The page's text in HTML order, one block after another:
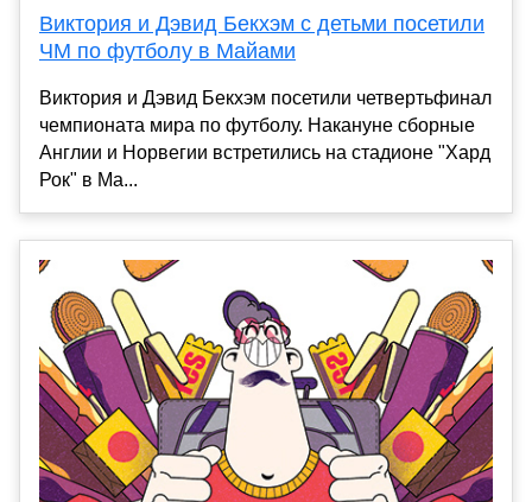
Виктория и Дэвид Бекхэм с детьми посетили
ЧМ по футболу в Майами
Виктория и Дэвид Бекхэм посетили четвертьфинал
чемпионата мира по футболу. Накануне сборные
Англии и Норвегии встретились на стадионе "Хард
Рок" в Ма...